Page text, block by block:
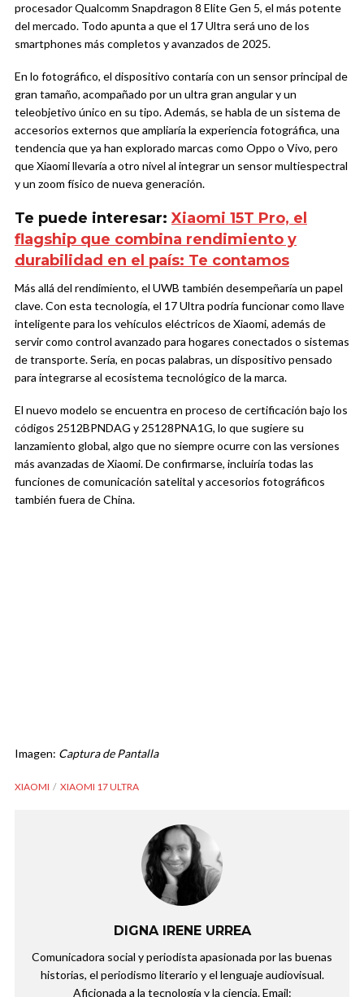
procesador Qualcomm Snapdragon 8 Elite Gen 5, el más potente
del mercado. Todo apunta a que el 17 Ultra será uno de los
smartphones más completos y avanzados de 2025.
En lo fotográfico, el dispositivo contaría con un sensor principal de
gran tamaño, acompañado por un ultra gran angular y un
teleobjetivo único en su tipo. Además, se habla de un sistema de
accesorios externos que ampliaría la experiencia fotográfica, una
tendencia que ya han explorado marcas como Oppo o Vivo, pero
que Xiaomi llevaría a otro nivel al integrar un sensor multiespectral
y un zoom físico de nueva generación.
Te puede interesar:Xiaomi 15T Pro, el
flagship que combina rendimiento y
durabilidad en el país: Te contamos
Más allá del rendimiento, el UWB también desempeñaría un papel
clave. Con esta tecnología, el 17 Ultra podría funcionar como llave
inteligente para los vehículos eléctricos de Xiaomi, además de
servir como control avanzado para hogares conectados o sistemas
de transporte. Sería, en pocas palabras, un dispositivo pensado
para integrarse al ecosistema tecnológico de la marca.
El nuevo modelo se encuentra en proceso de certificación bajo los
códigos 2512BPNDAG y 25128PNA1G, lo que sugiere su
lanzamiento global, algo que no siempre ocurre con las versiones
más avanzadas de Xiaomi. De confirmarse, incluiría todas las
funciones de comunicación satelital y accesorios fotográficos
también fuera de China.
Imagen: Captura de Pantalla
XIAOMI XIAOMI 17 ULTRA
DIGNA IRENE URREA
Comunicadora social y periodista apasionada por las buenas
historias, el periodismo literario y el lenguaje audiovisual.
Aficionada a la tecnología y la ciencia. Email: